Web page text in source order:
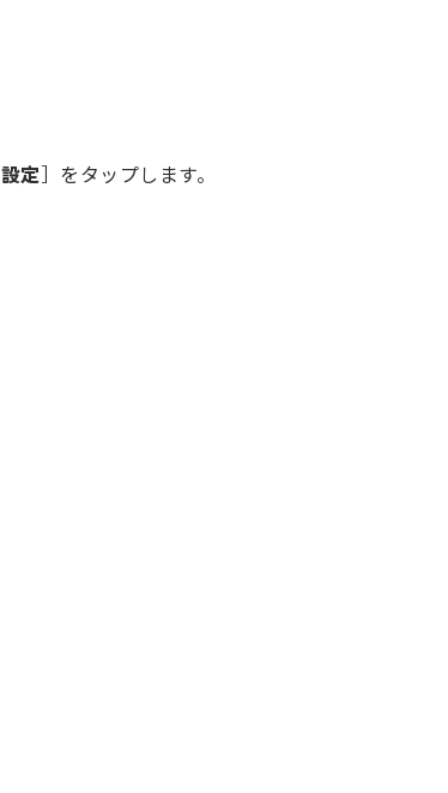
設定］をタップします。